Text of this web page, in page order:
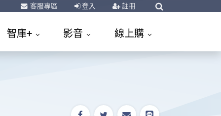
客服專區 登入 註冊
智庫+ 影音 線上購